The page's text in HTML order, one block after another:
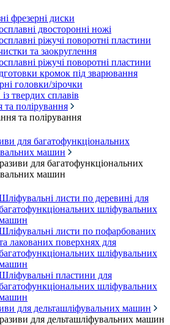
фрезерні диски
двосторонні ножі
ріжучі поворотні пластини
та заокруглення
ріжучі поворотні пластини
кромок під зварювання
головки/зірочки
твердих сплавів
полірування
та полірування
для багатофункціональних
машин
для багатофункціональних
машин
листи по деревині для
шліфувальних
листи по пофарбованих
лакованих поверхнях для
шліфувальних
пластини для
шліфувальних
для дельташліфувальних машин
для дельташліфувальних машин